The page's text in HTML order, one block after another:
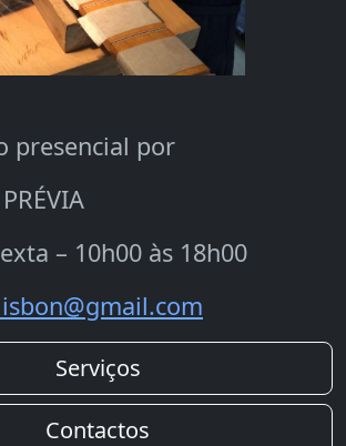
presencial por
– 10h00 às 18h00
Serviços
Contactos